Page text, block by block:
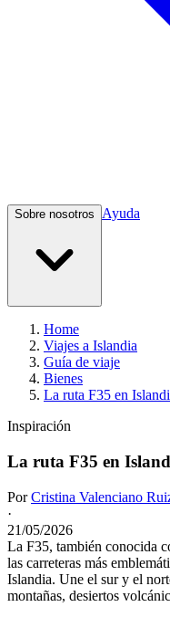
Sobre nosotros Ayuda
Home
Viajes a Islandia
Guía de viaje
Bienes
La ruta F35 en
Inspiración
La ruta F35 en
PorCristina Valenciano
·
21/05/2026
La F35, también conocida
las carreteras más
Islandia. Une el sur y el
montañas, desiertos